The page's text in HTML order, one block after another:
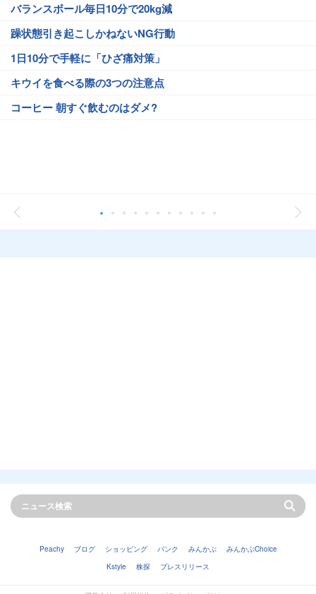
バランスボール毎日10分で20kg減
躁状態引き起こしかねないNG行動
1日10分で手軽に「ひざ痛対策」
キウイを食べる際の3つの注意点
コーヒー 朝すぐ飲むのはダメ?
Peachy ブログ ショッピング バンク みんかぶ
みんかぶChoice
Kstyle
株探 プレスリリース